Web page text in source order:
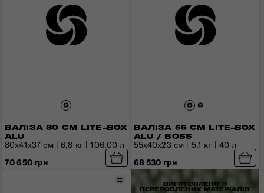
ВАЛІЗА 80 СМ LITE-BOX
ALU
80x41x37 см | 6,8 кг | 106,00 л
70 650 грн
ВАЛІЗА 55 СМ LITE-BOX
ALU / BOSS
55х40х23 см | 5,1 кг | 40 л
68 530 грн
Порівняти
ВИГОТОВЛЕНО З
ПЕРЕРОБЛЕНИХ МАТЕРІАЛІВ